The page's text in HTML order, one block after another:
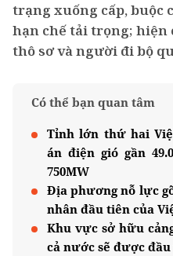
trạng xuống cấp, buộc
hạn chế tải trọng; hiện
thô sơ và người đi bộ
Có thể bạn quan tâm
Tỉnh lớn thứ hai
án điện gió gần
750MW
Địa phương nỗ lực
nhân đầu tiên của
Khu vực sở hữu
cả nước sẽ được đầu